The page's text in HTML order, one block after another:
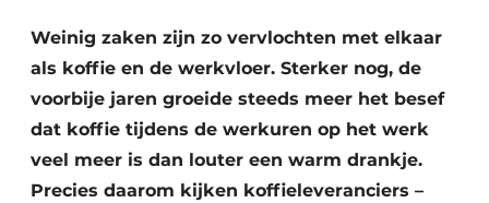
Weinig zaken zijn zo vervlochten met elkaar
als koffie en de werkvloer. Sterker nog, de
voorbije jaren groeide steeds meer het besef
dat koffie tijdens de werkuren op het werk
veel meer is dan louter een warm drankje.
Precies daarom kijken koffieleveranciers –